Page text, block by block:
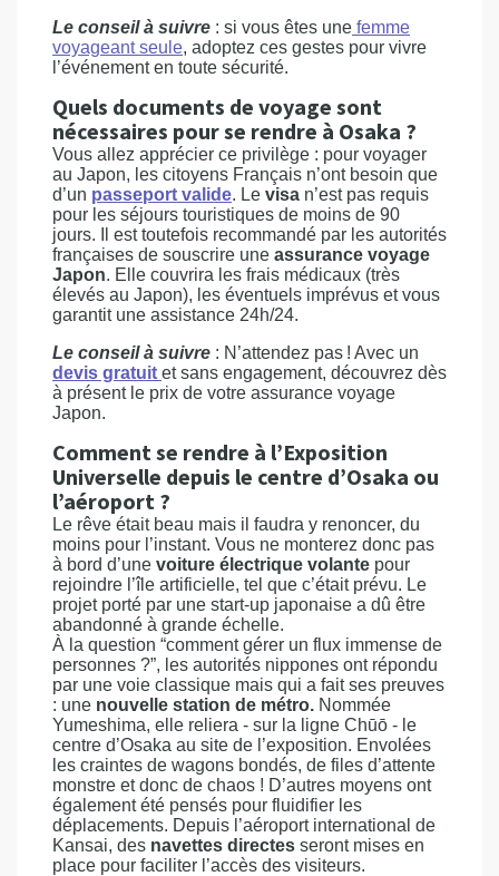
Le conseil à suivre : si vous êtes une femme
voyageant seule, adoptez ces gestes pour vivre
l’événement en toute sécurité.
Quels documents de voyage sont
nécessaires pour se rendre à Osaka ?
Vous allez apprécier ce privilège : pour voyager
au Japon, les citoyens Français n’ont besoin que
d’un passeport valide. Le visa n’est pas requis
pour les séjours touristiques de moins de 90
jours. Il est toutefois recommandé par les autorités
françaises de souscrire une assurance voyage
Japon. Elle couvrira les frais médicaux (très
élevés au Japon), les éventuels imprévus et vous
garantit une assistance 24h/24.
Le conseil à suivre : N’attendez pas ! Avec un
devis gratuit et sans engagement, découvrez dès
à présent le prix de votre assurance voyage
Japon.
Comment se rendre à l’Exposition
Universelle depuis le centre d’Osaka ou
l’aéroport ?
Le rêve était beau mais il faudra y renoncer, du
moins pour l’instant. Vous ne monterez donc pas
à bord d’une voiture électrique volante pour
rejoindre l’île artificielle, tel que c’était prévu. Le
projet porté par une start-up japonaise a dû être
abandonné à grande échelle.
À la question “comment gérer un flux immense de
personnes ?”, les autorités nippones ont répondu
par une voie classique mais qui a fait ses preuves
: une nouvelle station de métro. Nommée
Yumeshima, elle reliera - sur la ligne Chūō - le
centre d’Osaka au site de l’exposition. Envolées
les craintes de wagons bondés, de files d’attente
monstre et donc de chaos ! D’autres moyens ont
également été pensés pour fluidifier les
déplacements. Depuis l’aéroport international de
Kansai, des navettes directes seront mises en
place pour faciliter l’accès des visiteurs.